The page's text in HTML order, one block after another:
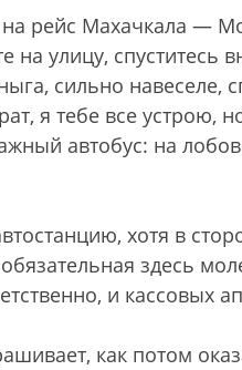
рейс Махачкала —
улицу, спуститесь
сильно навеселе,
я тебе все устрою,
автобус: на
хотя в
здесь
и кассовых
как потом